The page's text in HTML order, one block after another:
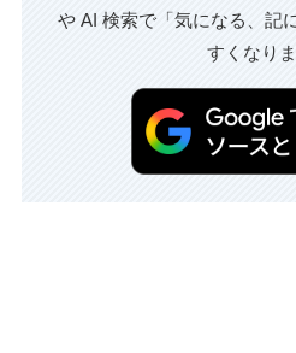
や AI 検索で「気になる、記
すくなりま